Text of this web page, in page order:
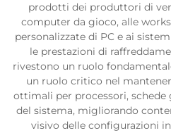
prodotti dei produttori di
computer da gioco, alle
personalizzate di PC e ai
le prestazioni di
rivestono un ruolo
un ruolo critico nel
ottimali per processori,
del sistema, migliorando
visivo delle configurazioni